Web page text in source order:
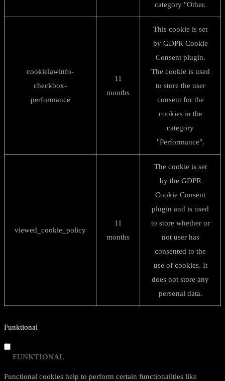
category "Other.
cookielawinfo-
checkbox-
performance
11
months
This cookie is set
by GDPR Cookie
Consent plugin.
The cookie is used
to store the user
consent for the
cookies in the
category
"Performance".
viewed_cookie_policy
11
months
The cookie is set
by the GDPR
Cookie Consent
plugin and is used
to store whether or
not user has
consented to the
use of cookies. It
does not store any
personal data.
Funktional
FUNKTIONAL
Functional cookies help to perform certain functionalities like